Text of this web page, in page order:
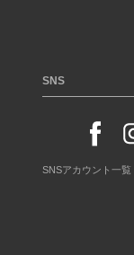
SNS
SNSアカウント一覧